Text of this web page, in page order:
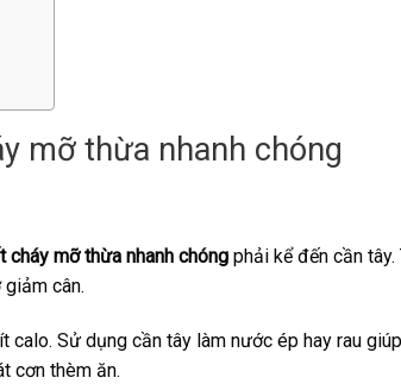
mỡ thừa nhanh chóng
mỡ thừa nhanh chóng phải kể đến cần
cân.
Sử dụng cần tây làm nước ép hay rau
cơn thèm ăn.